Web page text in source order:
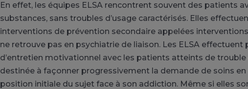
En effet, les équipes ELSA rencontrent souvent des patients
substances, sans troubles d’usage caractérisés. Elles
interventions de prévention secondaire appelées interventions
ne retrouve pas en psychiatrie de liaison. Les ELSA effectuent
d’entretien motivationnel avec les patients atteints de trouble
destinée à façonner progressivement la demande de soins
position initiale du sujet face à son addiction. Même si elles